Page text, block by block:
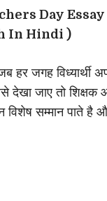
Day Essay
In Hindi )
हर जगह विध्यार्थी
जाए तो शिक्षक
विशेष सम्मान पाते है